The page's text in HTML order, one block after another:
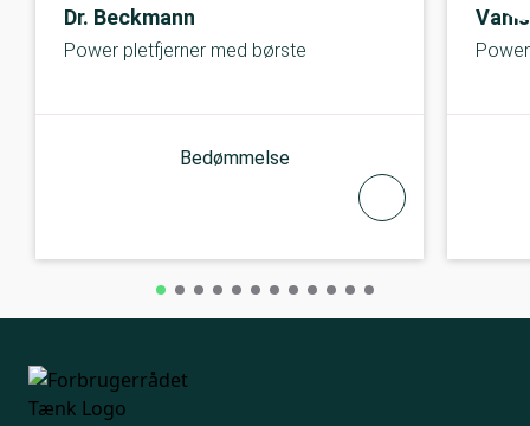
Dr. Beckmann
Power pletfjerner med børste
Bedømmelse